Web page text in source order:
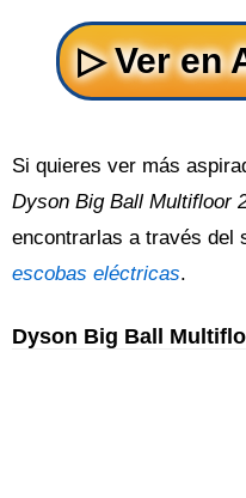
Si quieres ver más
Dyson Big Ball Multifloor
encontrarlas a través del
escobas eléctricas.
Dyson Big Ball